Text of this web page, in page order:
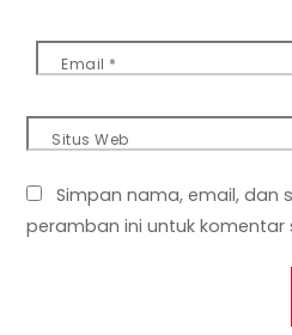
Email *
Situs Web
Simpan nama, email, dan
peramban ini untuk komentar